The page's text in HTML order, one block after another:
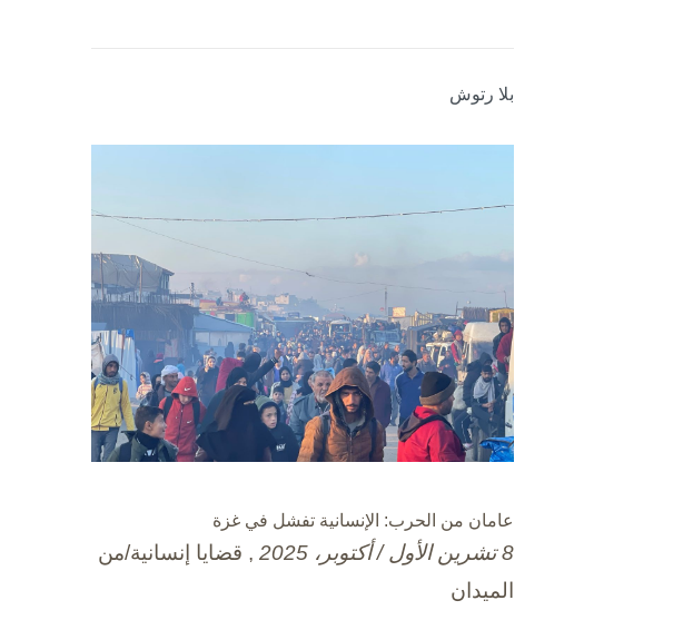
بلا رتوش
عامان من الحرب: الإنسانية تفشل في غزة
8 تشرين الأول / أكتوبر، 2025
, قضايا إنسانية/من
الميدان